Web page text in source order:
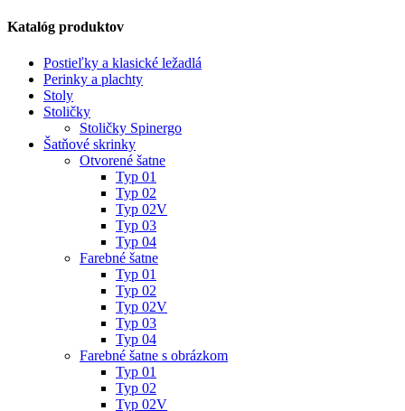
Katalóg produktov
Postieľky a klasické ležadlá
Perinky a plachty
Stoly
Stoličky
Stoličky Spinergo
Šatňové skrinky
Otvorené šatne
Typ 01
Typ 02
Typ 02V
Typ 03
Typ 04
Farebné šatne
Typ 01
Typ 02
Typ 02V
Typ 03
Typ 04
Farebné šatne s obrázkom
Typ 01
Typ 02
Typ 02V